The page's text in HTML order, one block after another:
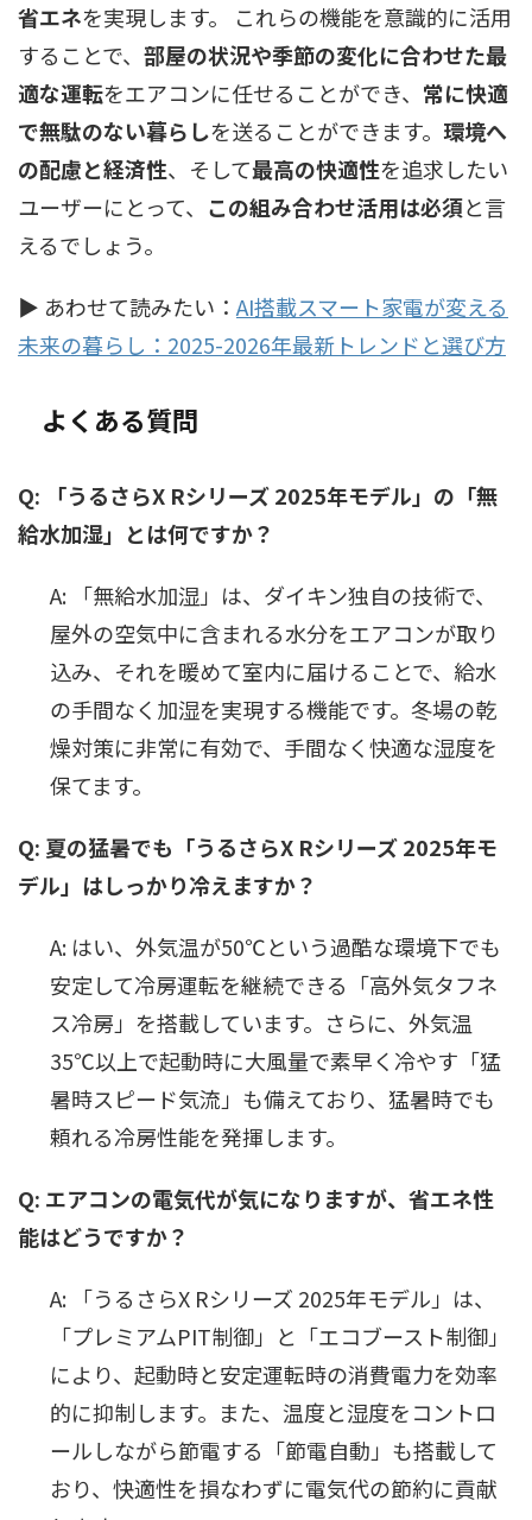
省エネを実現します。 これらの機能を意識的に活用
することで、 部屋の状況や季節の変化に合わせた最
適な運転をエアコンに任せることができ、 常に快適
で無駄のない暮らしを送ることができます。 環境へ
の配慮と経済性、そして最高の快適性を追求したい
ユーザーにとって、 この組み合わせ活用は必須と言
えるでしょう。
▶ あわせて読みたい：AI搭載スマート家電が変える
未来の暮らし：2025-2026年最新トレンドと選び方
よくある質問
Q: 「うるさらX Rシリーズ 2025年モデル」の「無
給水加湿」とは何ですか？
A: 「無給水加湿」は、ダイキン独自の技術で、
屋外の空気中に含まれる水分をエアコンが取り
込み、それを暖めて室内に届けることで、給水
の手間なく加湿を実現する機能です。冬場の乾
燥対策に非常に有効で、手間なく快適な湿度を
保てます。
Q: 夏の猛暑でも「うるさらX Rシリーズ 2025年モ
デル」はしっかり冷えますか？
A: はい、外気温が50℃という過酷な環境下でも
安定して冷房運転を継続できる「高外気タフネ
ス冷房」を搭載しています。さらに、外気温
35℃以上で起動時に大風量で素早く冷やす「猛
暑時スピード気流」も備えており、猛暑時でも
頼れる冷房性能を発揮します。
Q: エアコンの電気代が気になりますが、省エネ性
能はどうですか？
A: 「うるさらX Rシリーズ 2025年モデル」は、
「プレミアムPIT制御」と「エコブースト制御」
により、起動時と安定運転時の消費電力を効率
的に抑制します。また、温度と湿度をコントロ
ールしながら節電する「節電自動」も搭載して
おり、快適性を損なわずに電気代の節約に貢献